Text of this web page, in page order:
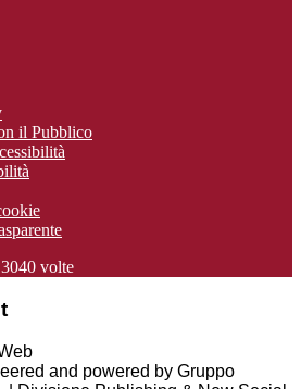
il Pubblico
3040 volte
and powered by Gruppo